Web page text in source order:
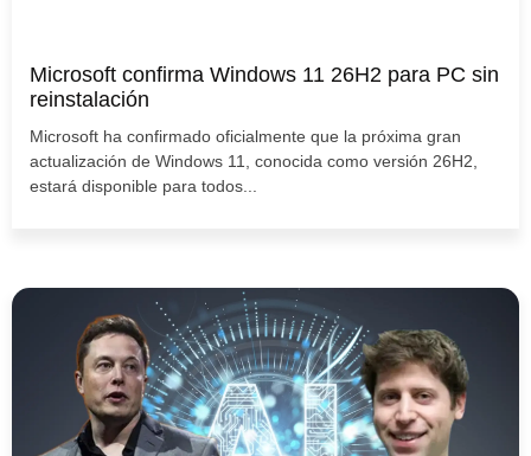
Microsoft confirma Windows 11 26H2 para PC sin
reinstalación
Microsoft ha confirmado oficialmente que la próxima gran
actualización de Windows 11, conocida como versión 26H2,
estará disponible para todos...